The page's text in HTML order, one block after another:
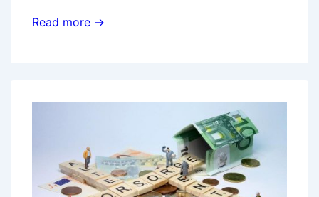
Fachkräftemangel
Read more →